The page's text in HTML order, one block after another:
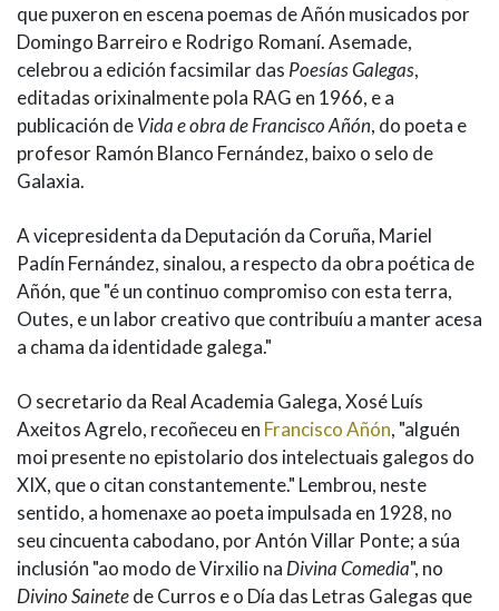
que puxeron en escena poemas de Añón musicados por
Domingo Barreiro e Rodrigo Romaní. Asemade,
celebrou a edición facsimilar das Poesías Galegas,
editadas orixinalmente pola RAG en 1966, e a
publicación deVida e obra de Francisco Añón, do poeta e
profesor Ramón Blanco Fernández, baixo o selo de
Galaxia.
A vicepresidenta da Deputación da Coruña, Mariel
Padín Fernández, sinalou, a respecto da obra poética de
Añón, que "é un continuo compromiso con esta terra,
Outes, e un labor creativo que contribuíu a manter acesa
a chama da identidade galega."
O secretario da Real Academia Galega, Xosé Luís
Axeitos Agrelo, recoñeceu en Francisco Añón, "alguén
moi presente no epistolario dos intelectuais galegos do
XIX, que o citan constantemente." Lembrou, neste
sentido, a homenaxe ao poeta impulsada en 1928, no
seu cincuenta cabodano, por Antón Villar Ponte; a súa
inclusión "ao modo de Virxilio na Divina Comedia", no
Divino Sainetede Curros e o Día das Letras Galegas que